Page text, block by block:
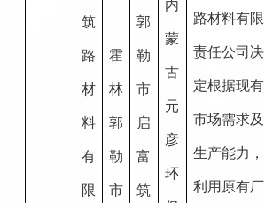
筑
路
材
料
有
限
霍
林
郭
勒
市
郭
勒
市
启
富
筑
内
蒙
古
元
彦
环
路材料有限
责任公司决
定根据现有
市场需求及
生产能力，
利用原有厂